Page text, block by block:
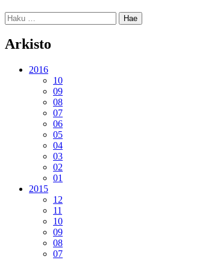
Haku:
Arkisto
2016
10
09
08
07
06
05
04
03
02
01
2015
12
11
10
09
08
07